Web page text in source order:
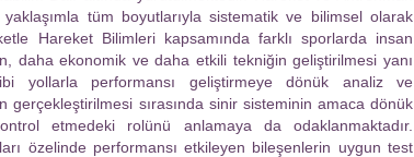
tüm boyutlarıyla sistematik ve bilimsel olarak
Hareket Bilimleri kapsamında farklı sporlarda insan
daha ekonomik ve daha etkili tekniğin geliştirilmesi yanı
yollarla performansı geliştirmeye dönük analiz ve
gerçekleştirilmesi sırasında sinir sisteminin amaca dönük
etmedeki rolünü anlamaya da odaklanmaktadır.
özelinde performansı etkileyen bileşenlerin uygun test